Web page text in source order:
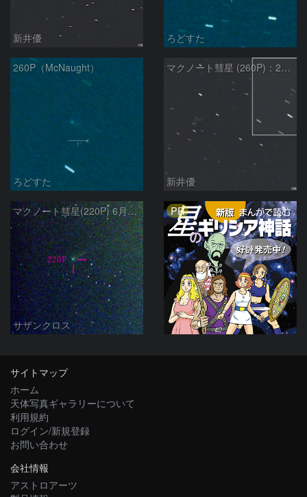
新井優 ろどすた
260P（McNaught）
ろどすた
マクノート彗星 (260P)：2026/07/27
新井優
マクノート彗星(220P) 6月11日 Seestar50
サザンクロス
PR
サイトマップ
ホーム
天体写真ギャラリーについて
利用規約
ログイン/新規登録
お問い合わせ
会社情報
アストロアーツ